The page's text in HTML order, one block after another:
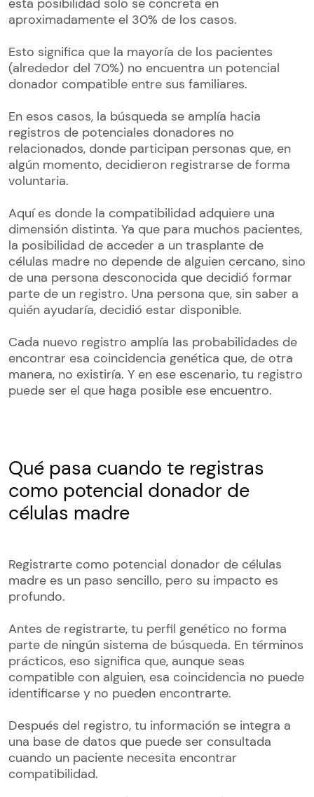
esta posibilidad solo se concreta en
aproximadamente el 30% de los casos.
Esto significa que la mayoría de los pacientes
(alrededor del 70%) no encuentra un potencial
donador compatible entre sus familiares.
En esos casos, la búsqueda se amplía hacia
registros de potenciales donadores no
relacionados, donde participan personas que, en
algún momento, decidieron registrarse de forma
voluntaria.
Aquí es donde la compatibilidad adquiere una
dimensión distinta. Ya que para muchos pacientes,
la posibilidad de acceder a un trasplante de
células madre no depende de alguien cercano, sino
de una persona desconocida que decidió formar
parte de un registro. Una persona que, sin saber a
quién ayudaría, decidió estar disponible.
Cada nuevo registro amplía las probabilidades de
encontrar esa coincidencia genética que, de otra
manera, no existiría. Y en ese escenario, tu registro
puede ser el que haga posible ese encuentro.
Qué pasa cuando te registras
como potencial donador de
células madre
Registrarte como potencial donador de células
madre es un paso sencillo, pero su impacto es
profundo.
Antes de registrarte, tu perfil genético no forma
parte de ningún sistema de búsqueda. En términos
prácticos, eso significa que, aunque seas
compatible con alguien, esa coincidencia no puede
identificarse y no pueden encontrarte.
Después del registro, tu información se integra a
una base de datos que puede ser consultada
cuando un paciente necesita encontrar
compatibilidad.